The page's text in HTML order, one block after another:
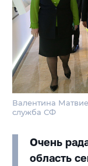
Валентина
служба СФ
Очень
область